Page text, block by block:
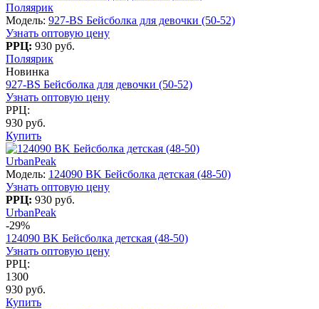
Поляярик
Модель: 927-BS Бейсболка для девочки (50-52)
Узнать оптовую цену
РРЦ: 930 руб.
Поляярик
Новинка
927-BS Бейсболка для девочки (50-52)
Узнать оптовую цену
РРЦ:
930 руб.
Купить
UrbanPeak
Модель: 124090 BK Бейсболка детская (48-50)
Узнать оптовую цену
РРЦ: 930 руб.
UrbanPeak
-29%
124090 BK Бейсболка детская (48-50)
Узнать оптовую цену
РРЦ:
1300
930 руб.
Купить